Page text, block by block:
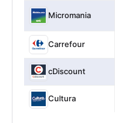
Micromania
Carrefour
cDiscount
Cultura